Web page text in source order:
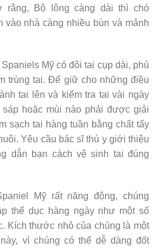
rằng, Bộ lông càng dài thì chó
vào nhà càng nhiều bùn và mảnh
Mỹ có đôi tai cụp dài, phủ
trùng tai. Để giữ cho những điều
tai lên và kiểm tra tai vài ngày
hoặc mùi nào phải được giải
sạch tai hàng tuần bằng chất tẩy
Yêu cầu bác sĩ thú y giới thiệu
dẫn bạn cách vệ sinh tai đúng
Mỹ rất năng động, chúng
thể dục hàng ngày như một số
Kích thước nhỏ của chúng là một
vì chúng có thể dễ dàng đốt